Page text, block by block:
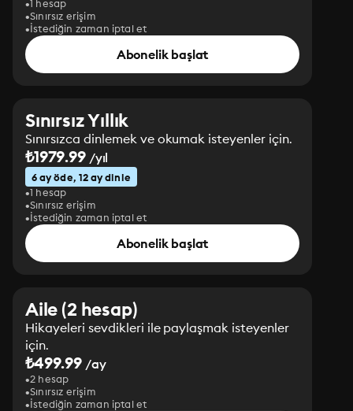
1 hesap
Sınırsız erişim
İstediğin zaman iptal et
Abonelik başlat
Sınırsız Yıllık
Sınırsızca dinlemek ve okumak isteyenler için.
₺1979.99/yıl
6 ay öde, 12 ay dinle
1 hesap
Sınırsız erişim
İstediğin zaman iptal et
Abonelik başlat
Aile (2 hesap)
Hikayeleri sevdikleri ile paylaşmak isteyenler
için.
₺499.99 /ay
2 hesap
Sınırsız erişim
İstediğin zaman iptal et